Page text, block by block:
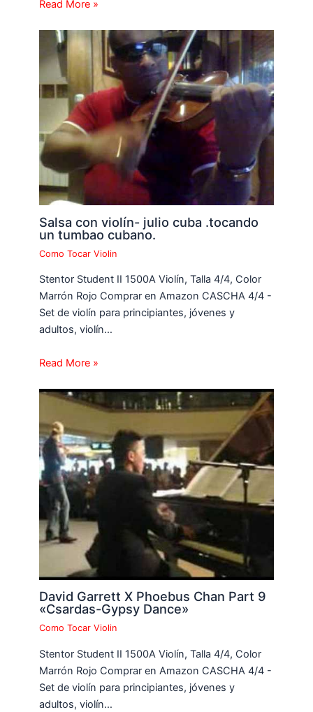
Read More »
Salsa con violín- julio cuba .tocando
un tumbao cubano.
Como Tocar Violin
Stentor Student II 1500A Violín, Talla 4/4, Color
Marrón Rojo Comprar en Amazon CASCHA 4/4 -
Set de violín para principiantes, jóvenes y
adultos, violín…
Read More »
David Garrett X Phoebus Chan Part 9
«Csardas-Gypsy Dance»
Como Tocar Violin
Stentor Student II 1500A Violín, Talla 4/4, Color
Marrón Rojo Comprar en Amazon CASCHA 4/4 -
Set de violín para principiantes, jóvenes y
adultos, violín…